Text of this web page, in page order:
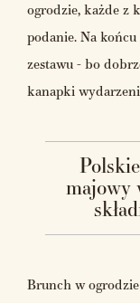
ogrodzie, każde z
podanie. Na
zestawu - bo
kanapki
majowy
Brunch w